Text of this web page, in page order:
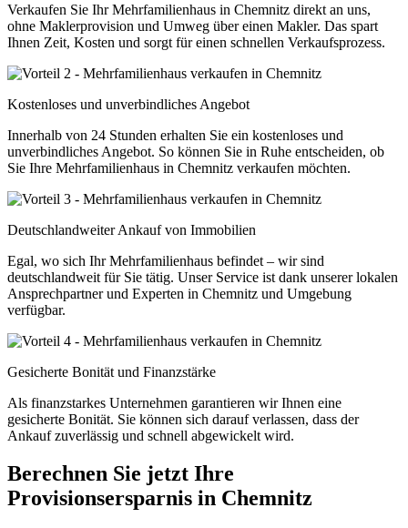
Verkaufen Sie Ihr Mehrfamilienhaus in Chemnitz direkt an uns,
ohne Maklerprovision und Umweg über einen Makler. Das spart
Ihnen Zeit, Kosten und sorgt für einen schnellen Verkaufsprozess.
Kostenloses und unverbindliches Angebot
Innerhalb von 24 Stunden erhalten Sie ein kostenloses und
unverbindliches Angebot. So können Sie in Ruhe entscheiden, ob
Sie Ihre Mehrfamilienhaus in Chemnitz verkaufen möchten.
Deutschlandweiter Ankauf von Immobilien
Egal, wo sich Ihr Mehrfamilienhaus befindet – wir sind
deutschlandweit für Sie tätig. Unser Service ist dank unserer lokalen
Ansprechpartner und Experten in Chemnitz und Umgebung
verfügbar.
Gesicherte Bonität und Finanzstärke
Als finanzstarkes Unternehmen garantieren wir Ihnen eine
gesicherte Bonität. Sie können sich darauf verlassen, dass der
Ankauf zuverlässig und schnell abgewickelt wird.
Berechnen Sie jetzt Ihre
Provisionsersparnis in Chemnitz